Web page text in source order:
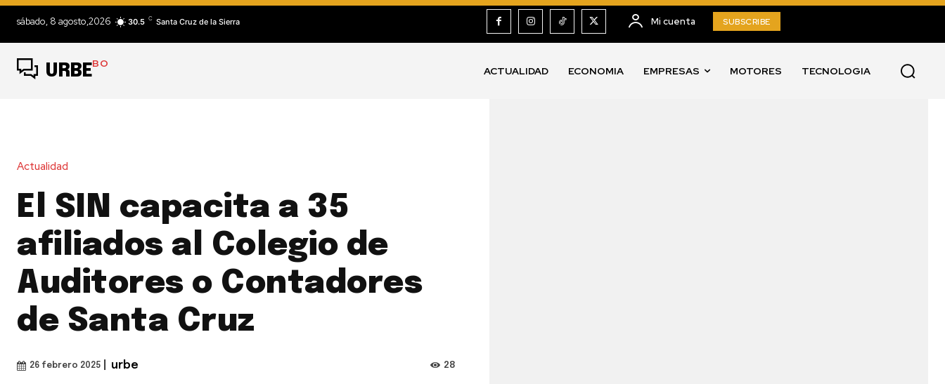
sábado, 8 agosto,2026 30.5 C Santa Cruz de la Sierra Mi cuenta SUBSCRIBE
URBEBO
ACTUALIDAD ECONOMIA EMPRESAS MOTORES TECNOLOGIA
Actualidad
El SIN capacita a 35
afiliados al Colegio de
Auditores o Contadores
de Santa Cruz
26 febrero 2025 urbe 28